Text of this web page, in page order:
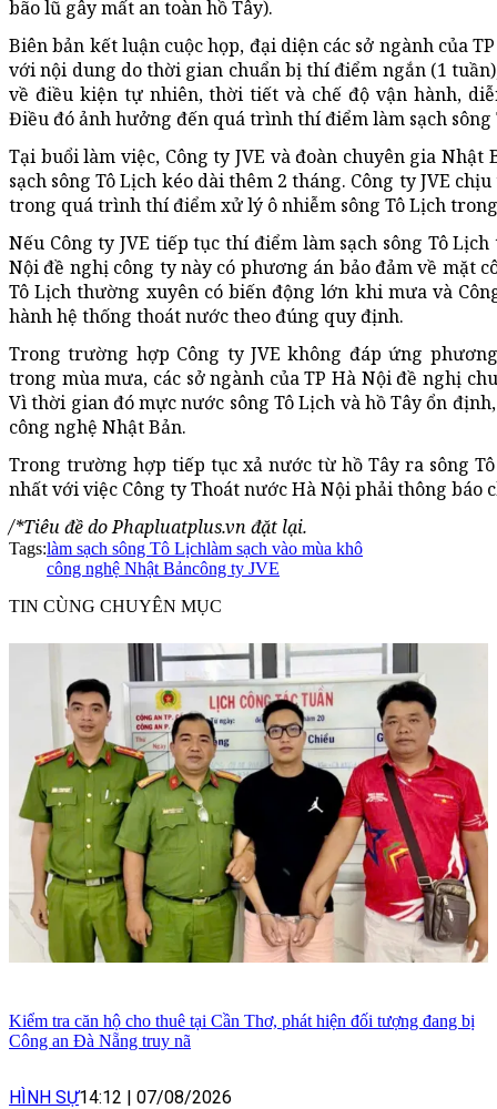
bão lũ gây mất an toàn hồ Tây).
Biên bản kết luận cuộc họp, đại diện các sở ngành của
với nội dung do thời gian chuẩn bị thí điểm ngắn (1
về điều kiện tự nhiên, thời tiết và chế độ vận hành,
Điều đó ảnh hưởng đến quá trình thí điểm làm sạch sông
Tại buổi làm việc, Công ty JVE và đoàn chuyên gia
sạch sông Tô Lịch kéo dài thêm 2 tháng. Công ty JVE
trong quá trình thí điểm xử lý ô nhiễm sông Tô Lịch
Nếu Công ty JVE tiếp tục thí điểm làm sạch sông Tô
Nội đề nghị công ty này có phương án bảo đảm về mặt
Tô Lịch thường xuyên có biến động lớn khi mưa và
hành hệ thống thoát nước theo đúng quy định.
Trong trường hợp Công ty JVE không đáp ứng
trong mùa mưa, các sở ngành của TP Hà Nội đề nghị
Vì thời gian đó mực nước sông Tô Lịch và hồ Tây ổn
công nghệ Nhật Bản.
Trong trường hợp tiếp tục xả nước từ hồ Tây ra sông
nhất với việc Công ty Thoát nước Hà Nội phải thông báo
/*Tiêu đề do Phapluatplus.vn đặt lại.
Tags:làm sạch sông Tô Lịchlàm sạch vào mùa khô
công nghệ Nhật Bảncông ty JVE
TIN CÙNG CHUYÊN MỤC
Kiểm tra căn hộ cho thuê tại Cần Thơ, phát hiện đối tượng đang bị
Công an Đà Nẵng truy nã
HÌNH SỰ14:12 | 07/08/2026